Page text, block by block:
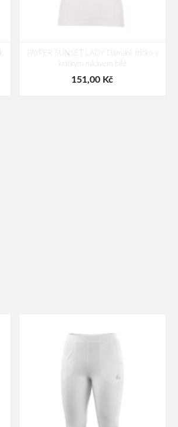
PAYPER SUNSET LADY Dámské tričko s
krátkým rukávem bílé
151,00 Kč